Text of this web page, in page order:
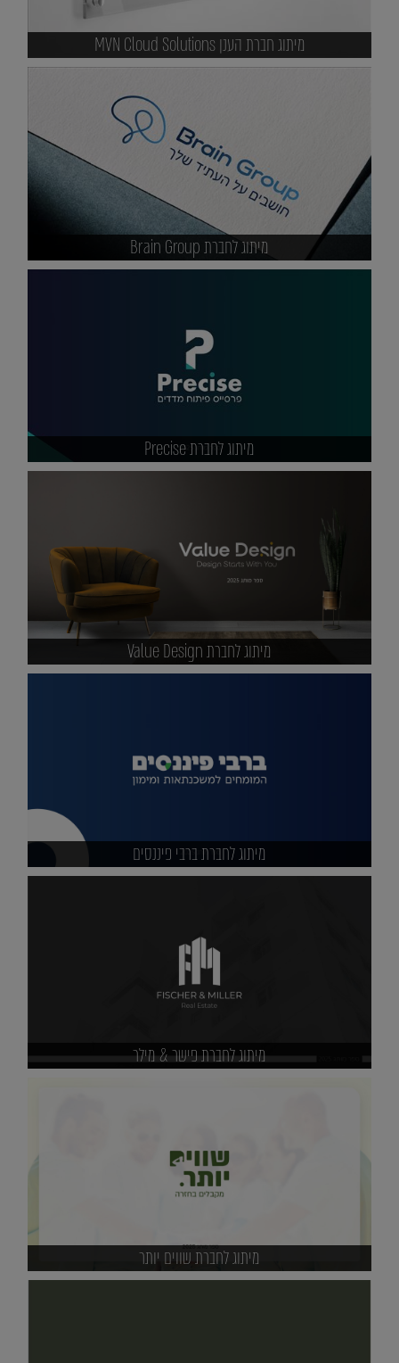
מיתוג חברת הענן MVN Cloud Solutions
מיתוג לחברת Brain Group
מיתוג לחברת Precise
מיתוג לחברת Value Design
מיתוג לחברת ברבי פיננסים
מיתוג לחברת פישר & מילר
מיתוג לחברת שווים יותר